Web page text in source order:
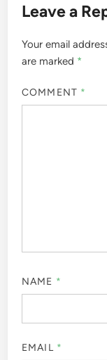
Leave a
Your email
are marked *
COMMENT *
NAME *
EMAIL *